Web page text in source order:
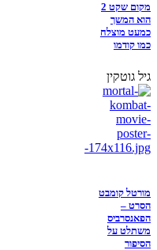
מקום שקט 2
הוא המשך
כמעט מוצלח
כמו קודמו
גיל גוטקין
מורטל קומבט
הסרט –
הפאנסרביס
משתלט על
הסיפור